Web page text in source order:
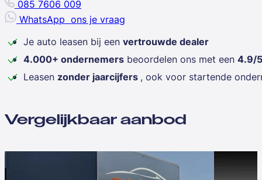
085 7606 009
WhatsApp ons je vraag
Je auto leasen bij een vertrouwde dealer
4.000+ ondernemers beoordelen ons met een 4.9/5
Leasen zonder jaarcijfers , ook voor startende
Vergelijkbaar aanbod